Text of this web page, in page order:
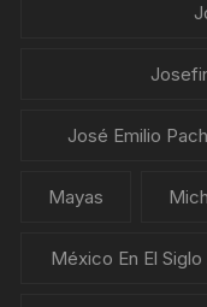
José Emilio
Mayas
México En El Siglo